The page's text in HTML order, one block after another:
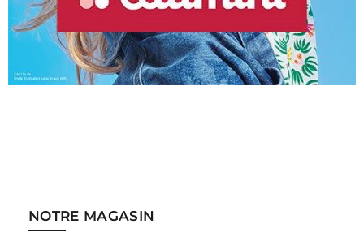
NOTRE MAGASIN